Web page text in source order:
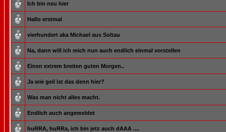
Ich bin neu hier
Hallo erstmal
vierhundert aka Michael aus Soltau
Na, dann will ich mich nun auch endlich einmal vorstellen
Einen extrem breiten guten Morgen..
Ja wie geil ist das denn hier?
Was man nicht alles macht.
Endlich auch angemeldet
huRRA, huRRa, ich bin jetz auch dAAA ....